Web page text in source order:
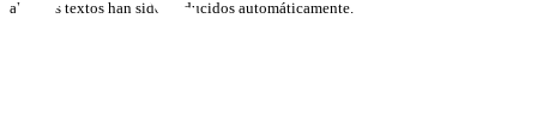
algunos textos han sido traducidos automáticamente.